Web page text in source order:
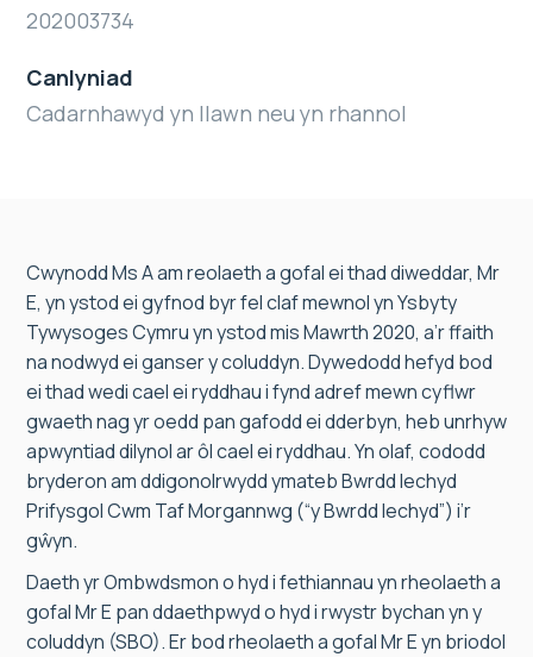
202003734
Canlyniad
Cadarnhawyd yn llawn neu yn rhannol
Cwynodd Ms A am reolaeth a gofal ei thad diweddar, Mr
E, yn ystod ei gyfnod byr fel claf mewnol yn Ysbyty
Tywysoges Cymru yn ystod mis Mawrth 2020, a’r ffaith
na nodwyd ei ganser y coluddyn. Dywedodd hefyd bod
ei thad wedi cael ei ryddhau i fynd adref mewn cyflwr
gwaeth nag yr oedd pan gafodd ei dderbyn, heb unrhyw
apwyntiad dilynol ar ôl cael ei ryddhau. Yn olaf, cododd
bryderon am ddigonolrwydd ymateb Bwrdd Iechyd
Prifysgol Cwm Taf Morgannwg (“y Bwrdd Iechyd”) i’r
gŵyn.
Daeth yr Ombwdsmon o hyd i fethiannau yn rheolaeth a
gofal Mr E pan ddaethpwyd o hyd i rwystr bychan yn y
coluddyn (SBO). Er bod rheolaeth a gofal Mr E yn briodol